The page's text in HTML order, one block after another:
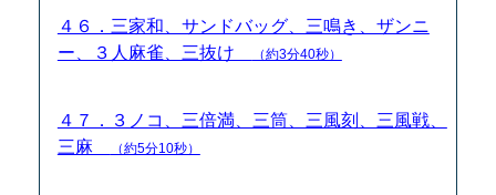
４６．三家和、サンドバッグ、三鳴き、ザンニ
ー、３人麻雀、三抜け
（約3分40秒）
４７．３ノコ、三倍満、三筒、三風刻、三風戦、
三麻
（約5分10秒）